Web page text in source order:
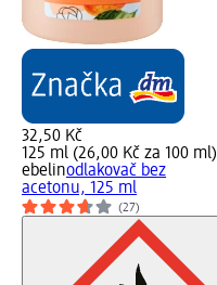
32,50 Kč
125 ml (26,00 Kč za 100 ml)
ebelinodlakovač bez
acetonu, 125 ml
(27)